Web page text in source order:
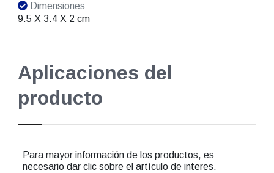
Dimensiones
9.5 X 3.4 X 2 cm
Aplicaciones del
producto
Para mayor información de los productos, es
necesario dar clic sobre el artículo de interes.